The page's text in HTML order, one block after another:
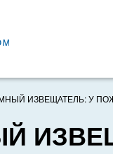
ИЗВЕЩАТЕЛЬ: У